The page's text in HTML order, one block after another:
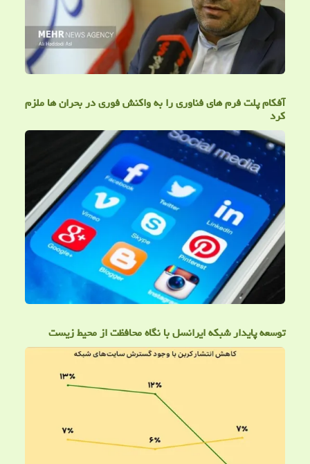
آفکام پلت فرم های فناوری را به واکنش فوری در بحران ها ملزم
کرد
توسعه پایدار شبکه ایرانسل با نگاه محافظت از محیط زیست